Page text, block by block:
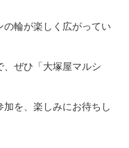
輪が楽しく広がってい
、ぜひ「大塚屋マルシ
を、楽しみにお待ちし